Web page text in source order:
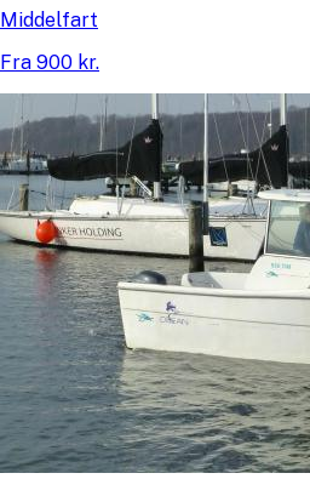
Middelfart
Fra 900 kr.